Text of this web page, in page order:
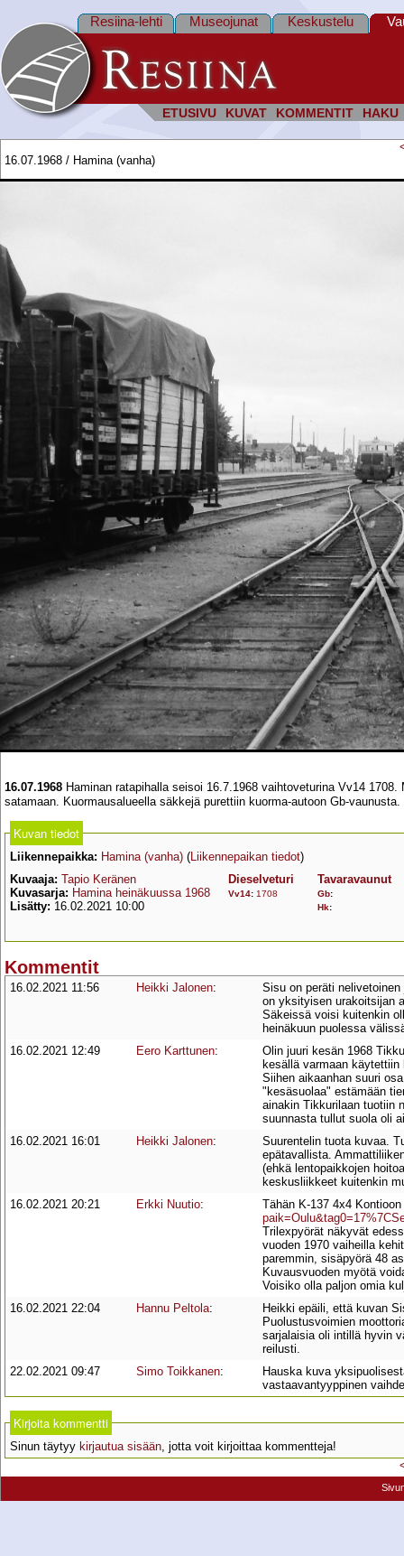
ETUSIVU KUVAT KOMMENTIT HAKU
Resiina-lehti Museojunat Keskustelu
16.07.1968 / Hamina (vanha)
16.07.1968 Haminan ratapihalla seisoi 16.7.1968 vaihtoveturina Vv14
satamaan. Kuormausalueella säkkejä purettiin kuorma-autoon Gb-vaunusta.
Kuvan tiedot
Liikennepaikka: Hamina (vanha) (Liikennepaikan tiedot)
Kuvaaja: Tapio Keränen
Kuvasarja: Hamina heinäkuussa 1968
Lisätty: 16.02.2021 10:00
Dieselveturi
Vv14: 1708
Tavaravaunut
Gb:
Hk:
Kommentit
16.02.2021 11:56 Heikki Jalonen:
Sisu on peräti
on yksityisen urakoitsijan
Säkeissä voisi kuitenkin
heinäkuun puolessa
16.02.2021 12:49
Eero Karttunen:
Olin juuri kesän 1968
kesällä varmaan
Siihen aikaanhan suuri
"kesäsuolaa" estämään
ainakin Tikkurilaan tuotiin
suunnasta tullut suola oli
16.02.2021 16:01
Heikki Jalonen:
Suurentelin tuota kuvaa.
epätavallista.
(ehkä lentopaikkojen
keskusliikkeet kuitenkin
16.02.2021 20:21
Erkki Nuutio:
Tähän K-137 4x4
Trilexpyörät näkyvät
vuoden 1970 vaiheilla
paremmin, sisäpyörä 48
Kuvausvuoden myötä
Voisiko olla paljon omia
16.02.2021 22:04
Hannu Peltola:
Heikki epäili, että kuvan
Puolustusvoimien
sarjalaisia oli intillä hyvin
reilusti.
22.02.2021 09:47
Simo Toikkanen:
Hauska kuva
vastaavantyyppinen
Kirjoita kommentti
Sinun täytyy kirjautua sisään , jotta voit kirjoittaa kommentteja!